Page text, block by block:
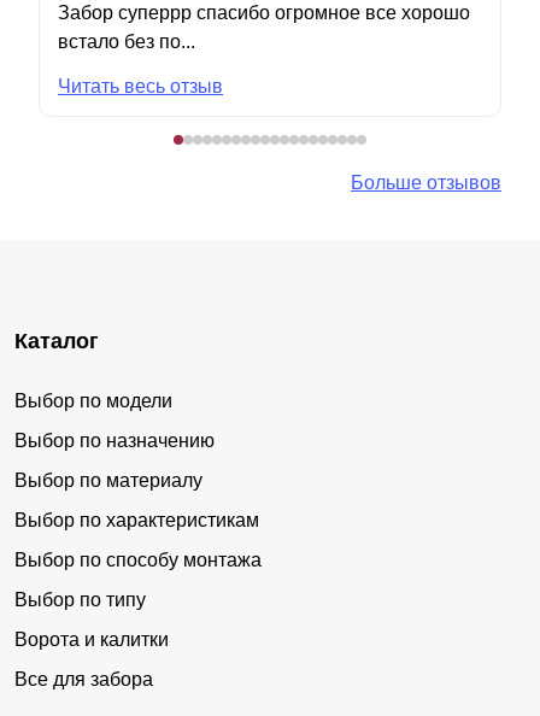
Забор суперрр спасибо огромное все хорошо
встало без по...
Читать весь отзыв
Больше отзывов
Каталог
Выбор по модели
Выбор по назначению
Выбор по материалу
Выбор по характеристикам
Выбор по способу монтажа
Выбор по типу
Ворота и калитки
Все для забора